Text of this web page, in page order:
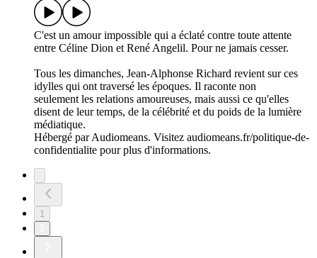
C'est un amour impossible qui a éclaté contre toute attente
entre Céline Dion et René Angelil. Pour ne jamais cesser.
Tous les dimanches, Jean-Alphonse Richard revient sur ces
idylles qui ont traversé les époques. Il raconte non
seulement les relations amoureuses, mais aussi ce qu'elles
disent de leur temps, de la célébrité et du poids de la lumière
médiatique.
Hébergé par Audiomeans. Visitez audiomeans.fr/politique-de-
confidentialite pour plus d'informations.
1